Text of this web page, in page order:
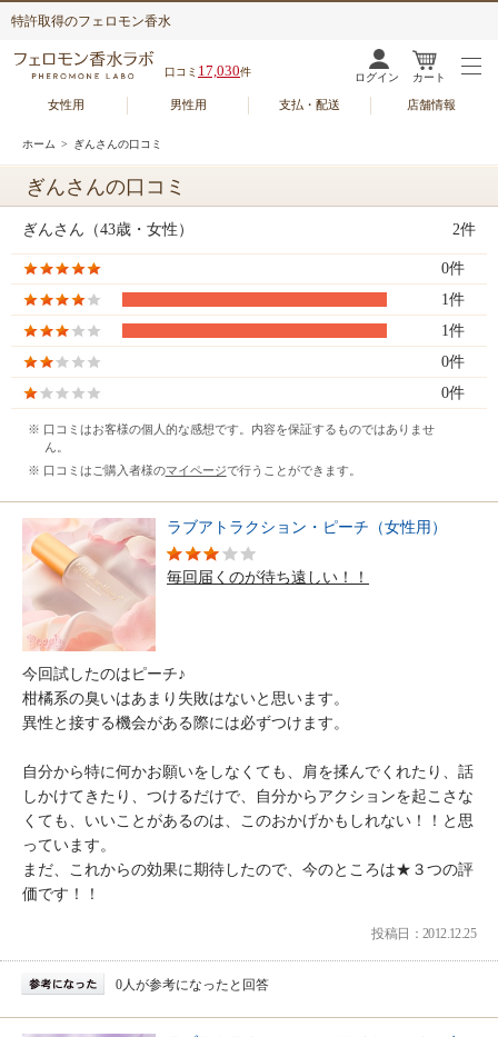
特許取得のフェロモン香水
口コミ 17,030件 ログイン カート
女性用 男性用 支払・配送 店舗情報
ホーム > ぎんさんの口コミ
ぎんさんの口コミ
ぎんさん（43歳・女性） 2件
0件
1件
1件
0件
0件
※ 口コミはお客様の個人的な感想です。内容を保証するものではありませ
ん。
※ 口コミはご購入者様のマイページで行うことができます。
ラブアトラクション・ピーチ（女性用）
毎回届くのが待ち遠しい！！
今回試したのはピーチ♪
柑橘系の臭いはあまり失敗はないと思います。
異性と接する機会がある際には必ずつけます。
自分から特に何かお願いをしなくても、肩を揉んでくれたり、話
しかけてきたり、つけるだけで、自分からアクションを起こさな
くても、いいことがあるのは、このおかげかもしれない！！と思
っています。
まだ、これからの効果に期待したので、今のところは★３つの評
価です！！
投稿日：2012.12.25
0人が参考になったと回答